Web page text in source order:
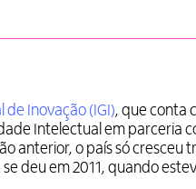
de Inovação (IGI), que conta
Intelectual em parceria
anterior, o país só cresceu
deu em 2011, quando